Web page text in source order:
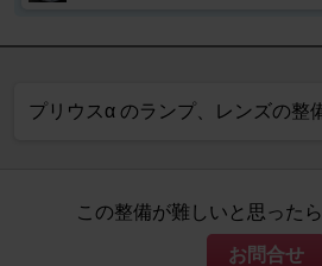
プリウスα のランプ、レンズの整
この整備が難しいと思った
お問合せ